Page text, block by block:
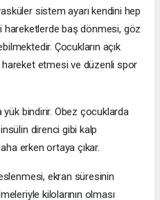
sistem ayarı kendini hep
hareketlerde baş dönmesi, göz
Çocukların açık
etmesi ve düzenli spor
bindirir. Obez çocuklarda
direnci gibi kalp
erken ortaya çıkar.
ekran süresinin
kilolarının olması